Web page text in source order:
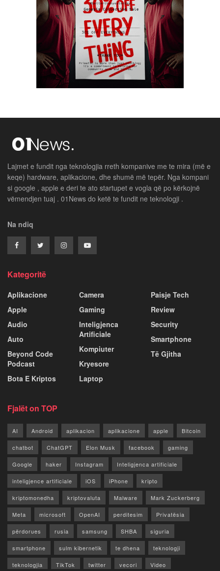
Lajmet e fundit nga teknologjia rreth kompanive me te mira (më e
keqe) hardware, aplikacione, dhe shumë më tepër. Nga kompani
si google , apple e deri te ato startupet e vogla që po kërkojnë
vëmendjen tuaj . 01News do ketë te fundit ne teknologji .
Na ndiq
Kategoritë
Aplikacione
Apple
Audio
Auto
Beyond Code
Podcast
Bota E Kriptos
Camera
Gaming
Inteligjenca
Artificiale
Kompiuter
Kryesore
Laptop
Paisje Tech
Review
Security
Smartphone
Të Gjitha
Fjalët on TOP
AI Android aplikacion aplikacione apple Bitcoin
chatbot ChatGPT Elon Musk facebook gaming
Google haker Instagram Inteligjenca artificiale
inteligjence artificiale iOS iPhone kripto
kriptomonedha kriptovaluta Malware Mark Zuckerberg
Meta microsoft OpenAI perditesim Privatësia
përdorues rusia samsung SHBA siguria
smartphone sulm kibernetik te dhena teknologji
teknologjia TikTok twitter vecori Video